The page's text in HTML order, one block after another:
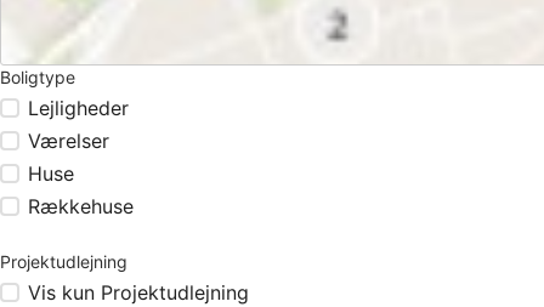
Boligtype
Lejligheder
Værelser
Huse
Rækkehuse
Projektudlejning
Vis kun Projektudlejning